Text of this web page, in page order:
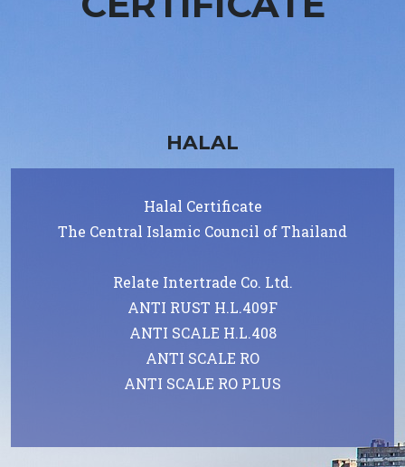
HALAL
Halal Certificate
The Central Islamic Council of Thailand
Relate Intertrade Co. Ltd.
ANTI RUST H.L.409F
ANTI SCALE H.L.408
ANTI SCALE RO
ANTI SCALE RO PLUS